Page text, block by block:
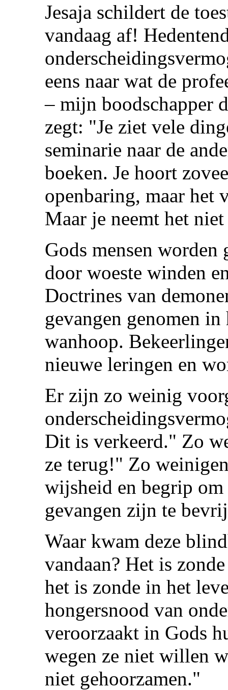
Jesaja schildert de
vandaag af!
eens naar wat de
– mijn
zegt: "Je ziet vele
seminarie naar de
boeken. Je hoort
openbaring, maar het
Maar je neemt het
Gods mensen
door woeste winden
Doctrines van
gevangen genomen
wanhoop.
nieuwe leringen en
Er zijn zo weinig
Dit is verkeerd." Zo
ze terug!" Zo
wijsheid en begrip om
gevangen zijn te
Waar kwam deze
vandaan? Het is
het is zonde in het
hongersnood van
veroorzaakt in Gods
wegen ze niet willen
niet gehoorzamen."